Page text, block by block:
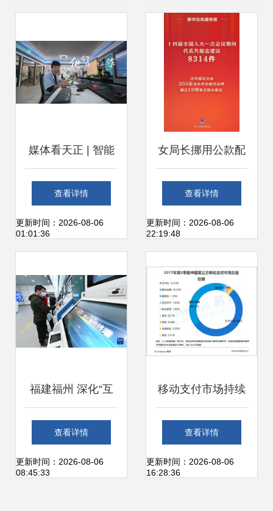
媒体看天正 | 智能
工厂的“数字医者”
解码个人互联网的
查看详情
更新时间：2026-08-06
01:01:36
女局长挪用公款配
置豪华休息室被查
权力岂能一再越界
查看详情
更新时间：2026-08-06
22:19:48
福建福州 深化“互
联网+政务服务”，
开通个人便捷办事
查看详情
更新时间：2026-08-06
08:45:33
移动支付市场持续
扩张 2017年第二
季度交易额突破23
查看详情
更新时间：2026-08-06
16:28:36